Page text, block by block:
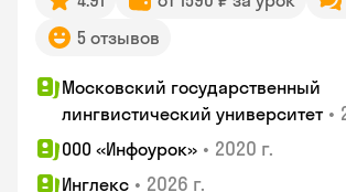
5 отзывов
Московский государственный
лингвистический университет •
ООО «Инфоурок» • 2020 г.
Инглекс • 2026 г.